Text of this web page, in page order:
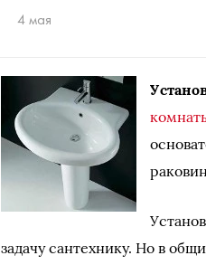
4 мая
задачу сантехнику. Но в